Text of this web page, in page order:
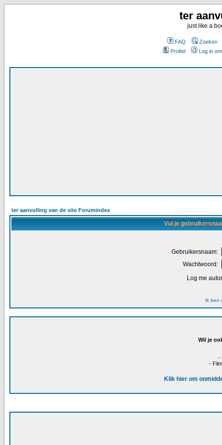
ter
just like a
FAQ
Zoeken
Profiel
Log in
ter aanvulling van de site Forumindex
Vul je
Gebruikersnaam:
Wachtwoord:
Log me
Ik ben
Wil je
-
-
Klik hier om